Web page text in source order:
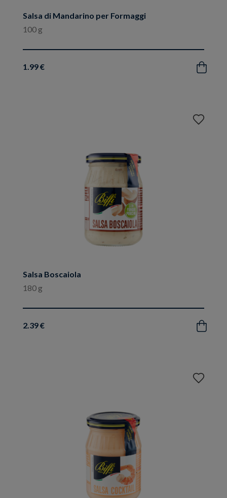
Salsa di Mandarino per Formaggi
100 g
1.99 € Acquista
Salsa Boscaiola
180 g
2.39 € Acquista
Aggiungi
Aggiungi